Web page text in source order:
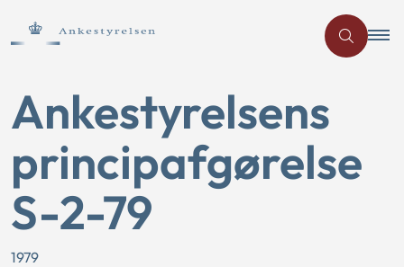
Ankestyrelsens
principafgørelse
S-2-79
1979